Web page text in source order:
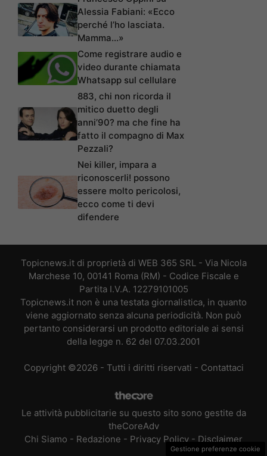
Alessia Fabiani: «Ecco
perché l’ho lasciata.
Mamma…»
Come registrare audio e
video durante chiamata
Whatsapp sul cellulare
883, chi non ricorda il
mitico duetto degli
anni’90? ma che fine ha
fatto il compagno di Max
Pezzali?
Nei killer, impara a
riconoscerli! possono
essere molto pericolosi,
ecco come ti devi
difendere
Topicnews.it di proprietà di WEB 365 SRL - Via Nicola
Marchese 10, 00141 Roma (RM) - Codice Fiscale e
Partita I.V.A. 12279101005
Topicnews.it non è una testata giornalistica, in quanto
viene aggiornato senza alcuna periodicità. Non può
pertanto considerarsi un prodotto editoriale ai sensi
della legge n. 62 del 07.03.2001
Copyright ©2026 - Tutti i diritti riservati - Contattaci
Le attività pubblicitarie su questo sito sono gestite da
theCoreAdv
Chi Siamo - Redazione - Privacy Policy - Disclaimer
Gestione preferenze cookie